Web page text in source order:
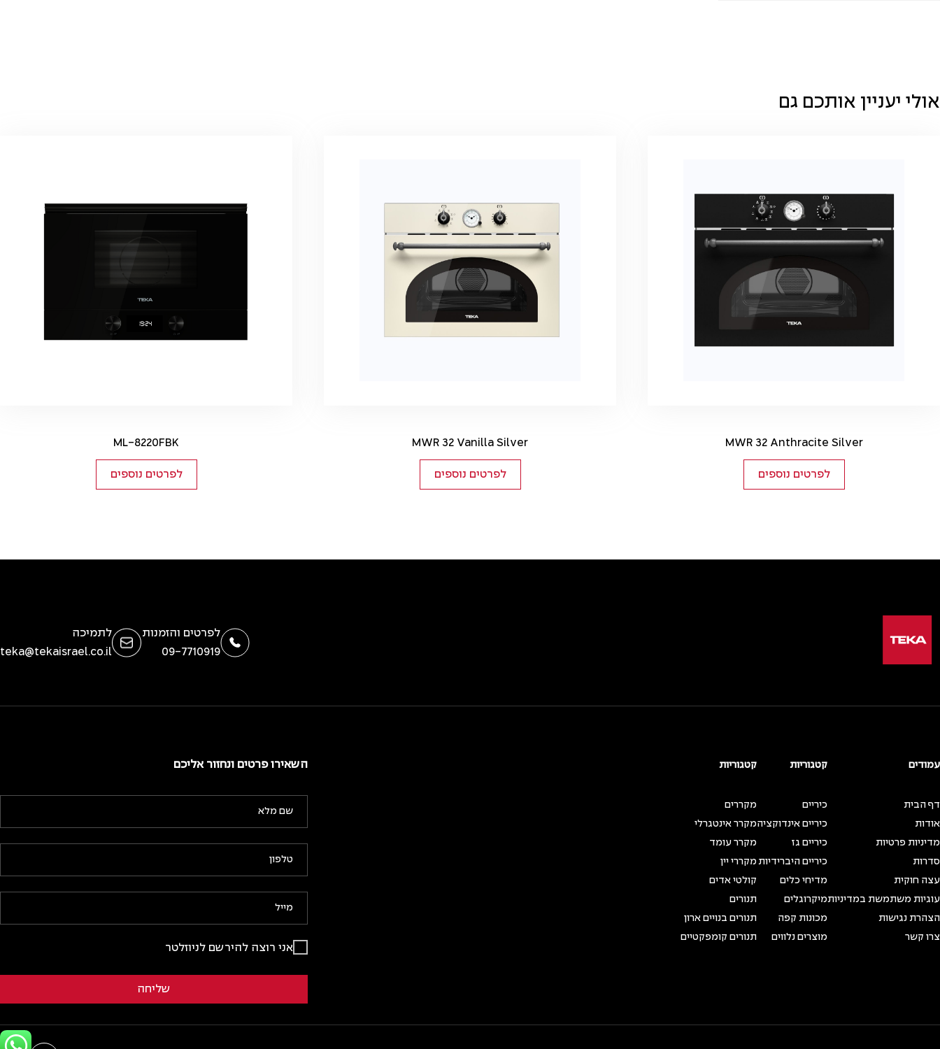
אולי יעניין אותכם גם
MWR 32 Anthracite Silver
לפרטים נוספים
MWR 32 Vanilla Silver
לפרטים נוספים
ML-8220FBK
לפרטים נוספים
לפרטים והזמנות
09-7710919
לתמיכה
teka@tekaisrael.co.il
עמודים
דף הבית
אודות
מדיניות פרטיות
סדרות
עצה חוקית
עוגיות משתמשת במדיניות
הצהרת נגישות
צרו קשר
קטגוריות
כיריים
כיריים אינדוקציה
כיריים גז
כיריים היברידיות
מדיחי כלים
מיקרוגלים
מכונות קפה
מוצרים נלווים
קטגוריות
מקררים
מקרר אינטגרלי
מקרר עומד
מקררי יין
קולטי אדים
תנורים
תנורים בנויים ארון
תנורים קומפקטיים
השאירו פרטים ונחזור אליכם
אני רוצה להירשם לניוזלטר